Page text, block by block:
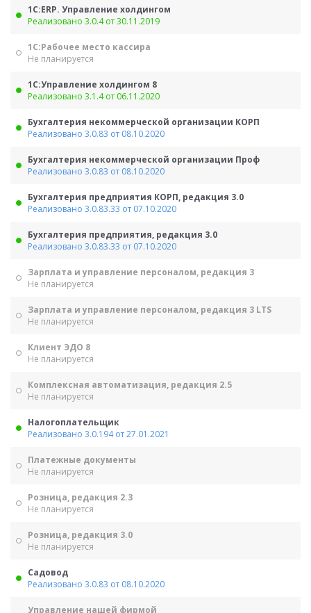
1С:ERP. Управление холдингом
Реализовано 3.0.4 от 30.11.2019
1С:Рабочее место кассира
Не планируется
1С:Управление холдингом 8
Реализовано 3.1.4 от 06.11.2020
Бухгалтерия некоммерческой организации КОРП
Реализовано 3.0.83 от 08.10.2020
Бухгалтерия некоммерческой организации Проф
Реализовано 3.0.83 от 08.10.2020
Бухгалтерия предприятия КОРП, редакция 3.0
Реализовано 3.0.83.33 от 07.10.2020
Бухгалтерия предприятия, редакция 3.0
Реализовано 3.0.83.33 от 07.10.2020
Зарплата и управление персоналом, редакция 3
Не планируется
Зарплата и управление персоналом, редакция 3 LTS
Не планируется
Клиент ЭДО 8
Не планируется
Комплексная автоматизация, редакция 2.5
Не планируется
Налогоплательщик
Реализовано 3.0.194 от 27.01.2021
Платежные документы
Не планируется
Розница, редакция 2.3
Не планируется
Розница, редакция 3.0
Не планируется
Садовод
Реализовано 3.0.83 от 08.10.2020
Управление нашей фирмой